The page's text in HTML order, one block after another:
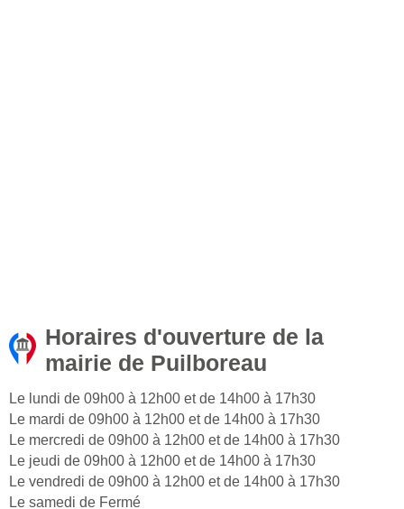
Horaires d'ouverture de la
mairie de Puilboreau
Le lundi de 09h00 à 12h00 et de 14h00 à 17h30
Le mardi de 09h00 à 12h00 et de 14h00 à 17h30
Le mercredi de 09h00 à 12h00 et de 14h00 à 17h30
Le jeudi de 09h00 à 12h00 et de 14h00 à 17h30
Le vendredi de 09h00 à 12h00 et de 14h00 à 17h30
Le samedi de Fermé